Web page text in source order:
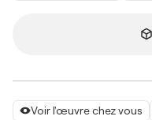
Voir l'œuvre chez vous